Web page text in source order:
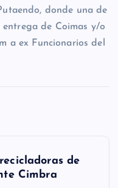
donde una de
de Coimas y/o
a ex Funcionarios del
de
Cimbra